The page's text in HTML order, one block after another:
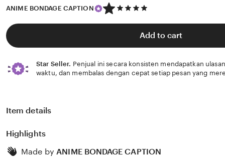
ANIME BONDAGE CAPTION
5
out
of
Add to cart
Star Seller. Penjual ini secara konsisten mendapatkan
waktu, dan membalas dengan cepat setiap pesan yang
Item details
Highlights
Made by ANIME BONDAGE CAPTION